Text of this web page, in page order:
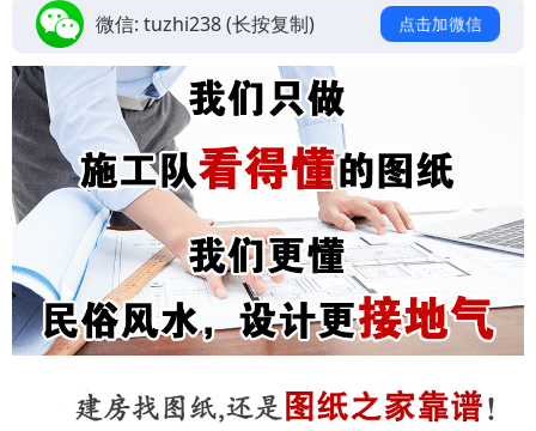
微信: tuzhi238(长按复制) 点击加微信